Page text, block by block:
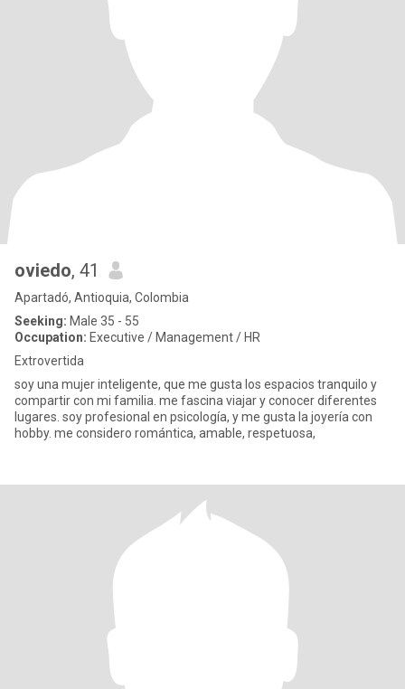
oviedo, 41
Apartadó, Antioquia, Colombia
Seeking: Male 35 - 55
Occupation: Executive / Management / HR
Extrovertida
soy una mujer inteligente, que me gusta los espacios tranquilo y
compartir con mi familia. me fascina viajar y conocer diferentes
lugares. soy profesional en psicología, y me gusta la joyería con
hobby. me considero romántica, amable, respetuosa,